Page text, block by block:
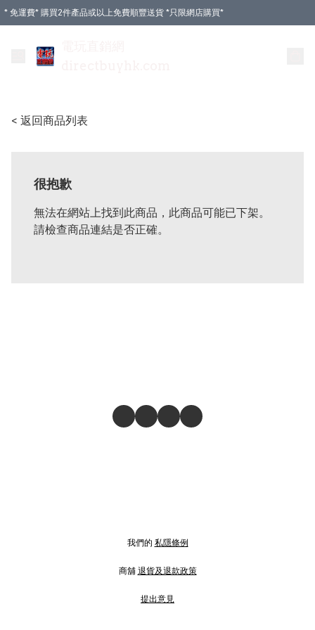
* 免運費* 購買2件產品或以上免費順豐送貨 *只限網店購買*
< 返回商品列表
很抱歉
無法在網站上找到此商品，此商品可能已下架。
請檢查商品連結是否正確。
我們的 私隱條例
商舖 退貨及退款政策
提出意見